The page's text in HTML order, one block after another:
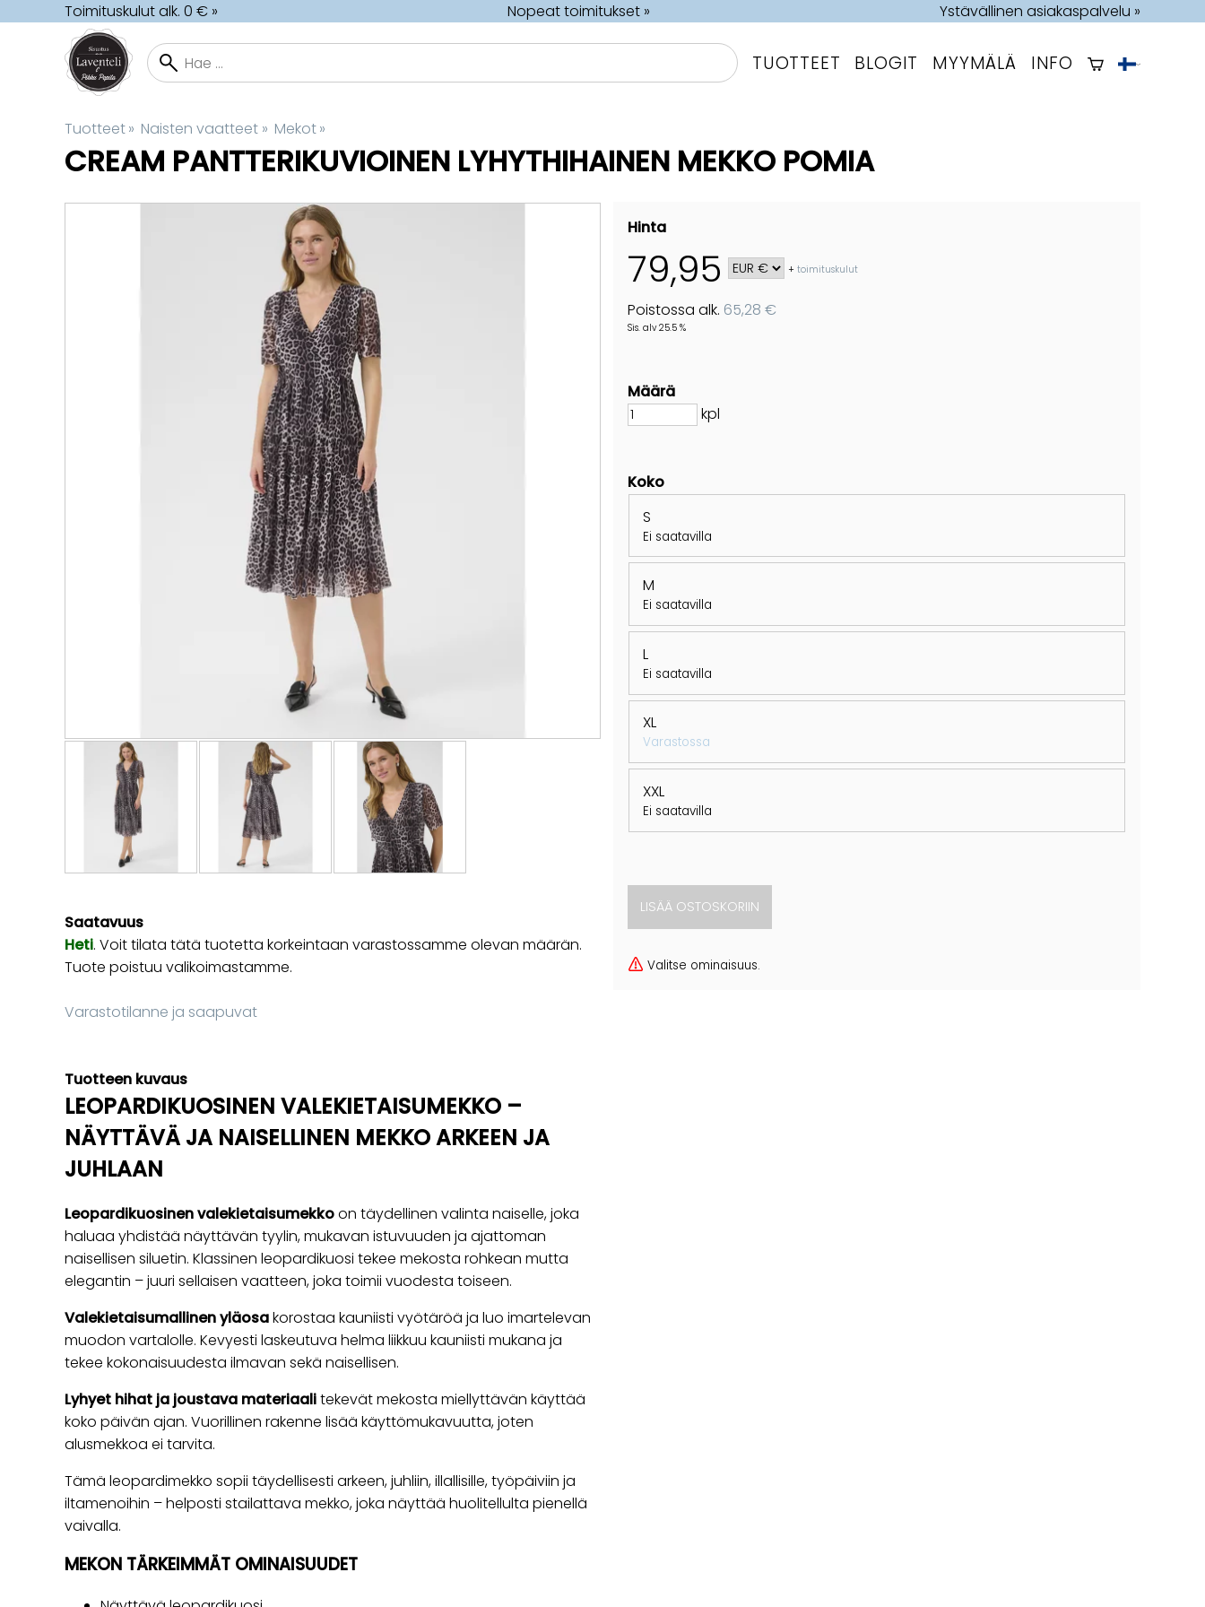
Toimituskulut alk. 0 € » Nopeat toimitukset » Ystävällinen asiakaspalvelu »
TUOTTEET BLOGIT MYYMÄLÄ INFO
Tuotteet‪» Naisten vaatteet ‪» Mekot‪»
CREAM PANTTERIKUVIOINEN LYHYTHIHAINEN MEKKO POMIA
Hinta
79,95 +toimituskulut
Poistossa alk. 65,28 €
Sis. alv 25.5 %
Määrä
kpl
Koko
S
Ei saatavilla
M
Ei saatavilla
L
Ei saatavilla
XL
Varastossa
XXL
Ei saatavilla
Valitse ominaisuus.
Saatavuus
Heti. Voit tilata tätä tuotetta korkeintaan varastossamme olevan määrän.
Tuote poistuu valikoimastamme.
Varastotilanne ja saapuvat
Tuotteen kuvaus
LEOPARDIKUOSINEN VALEKIETAISUMEKKO –
NÄYTTÄVÄ JA NAISELLINEN MEKKO ARKEEN JA
JUHLAAN
Leopardikuosinen valekietaisumekkoon täydellinen valinta naiselle, joka
haluaa yhdistää näyttävän tyylin, mukavan istuvuuden ja ajattoman
naisellisen siluetin. Klassinen leopardikuosi tekee mekosta rohkean mutta
elegantin – juuri sellaisen vaatteen, joka toimii vuodesta toiseen.
Valekietaisumallinen yläosakorostaa kauniisti vyötäröä ja luo imartelevan
muodon vartalolle. Kevyesti laskeutuva helma liikkuu kauniisti mukana ja
tekee kokonaisuudesta ilmavan sekä naisellisen.
Lyhyet hihat ja joustava materiaalitekevät mekosta miellyttävän käyttää
koko päivän ajan. Vuorillinen rakenne lisää käyttömukavuutta, joten
alusmekkoa ei tarvita.
Tämä leopardimekko sopii täydellisesti arkeen, juhliin, illallisille, työpäiviin ja
iltamenoihin – helposti stailattava mekko, joka näyttää huolitellulta pienellä
vaivalla.
MEKON TÄRKEIMMÄT OMINAISUUDET